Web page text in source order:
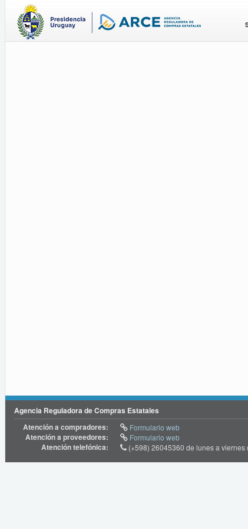
Agencia Reguladora de Compras Estatales
Atención a compradores:
Formulario web
Atención a proveedores: Formulario web
Atención telefónica: (+598) 26045360 de lunes a viernes